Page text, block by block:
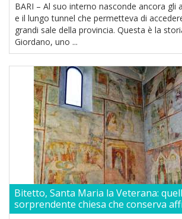
BARI – Al suo interno nasconde ancora gli
e il lungo tunnel che permetteva di
grandi sale della provincia. Questa è la
Giordano, uno ...
Bitetto, Santa Maria la Veterana:
sorprendente chiesa che conserva